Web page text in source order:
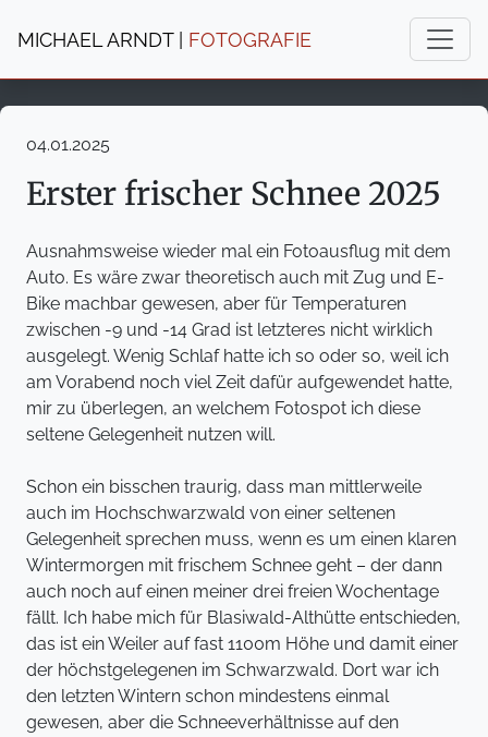
MICHAEL ARNDT | FOTOGRAFIE
04.01.2025
Erster frischer Schnee 2025
Ausnahmsweise wieder mal ein Fotoausflug mit dem
Auto. Es wäre zwar theoretisch auch mit Zug und E-
Bike machbar gewesen, aber für Temperaturen
zwischen -9 und -14 Grad ist letzteres nicht wirklich
ausgelegt. Wenig Schlaf hatte ich so oder so, weil ich
am Vorabend noch viel Zeit dafür aufgewendet hatte,
mir zu überlegen, an welchem Fotospot ich diese
seltene Gelegenheit nutzen will.
Schon ein bisschen traurig, dass man mittlerweile
auch im Hochschwarzwald von einer seltenen
Gelegenheit sprechen muss, wenn es um einen klaren
Wintermorgen mit frischem Schnee geht – der dann
auch noch auf einen meiner drei freien Wochentage
fällt. Ich habe mich für Blasiwald-Althütte entschieden,
das ist ein Weiler auf fast 1100m Höhe und damit einer
der höchstgelegenen im Schwarzwald. Dort war ich
den letzten Wintern schon mindestens einmal
gewesen, aber die Schneeverhältnisse auf den